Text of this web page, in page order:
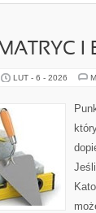
I
LUT - 6 - 2026